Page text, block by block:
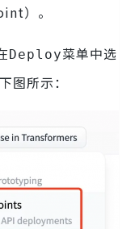
）。
Deploy菜单中选
图所示：